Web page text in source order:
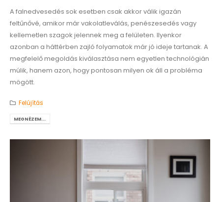
A falnedvesedés sok esetben csak akkor válik igazán
feltűnővé, amikor már vakolatleválás, penészesedés vagy
kellemetlen szagok jelennek meg a felületen. Ilyenkor
azonban a háttérben zajló folyamatok már jó ideje tartanak. A
megfelelő megoldás kiválasztása nem egyetlen technológián
múlik, hanem azon, hogy pontosan milyen ok áll a probléma
mögött.
Felújítás
MEGNÉZEM...